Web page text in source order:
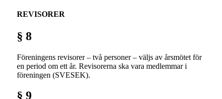
REVISORER
§ 8
Föreningens revisorer – två personer – väljs av årsmötet för
en period om ett år. Revisorerna ska vara medlemmar i
föreningen (SVESEK).
§ 9